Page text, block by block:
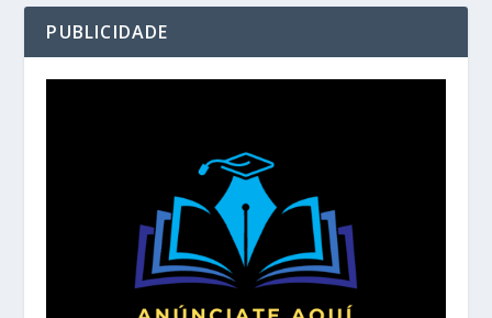
PUBLICIDADE